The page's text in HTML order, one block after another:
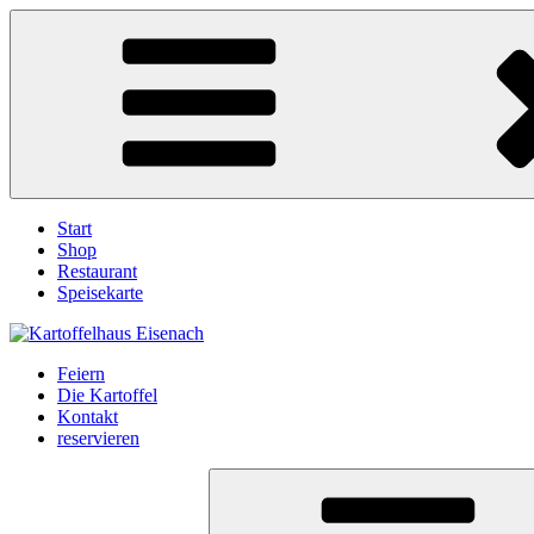
Zum
Start
Shop
Restaurant
Speisekarte
Feiern
Die Kartoffel
Kontakt
reservieren